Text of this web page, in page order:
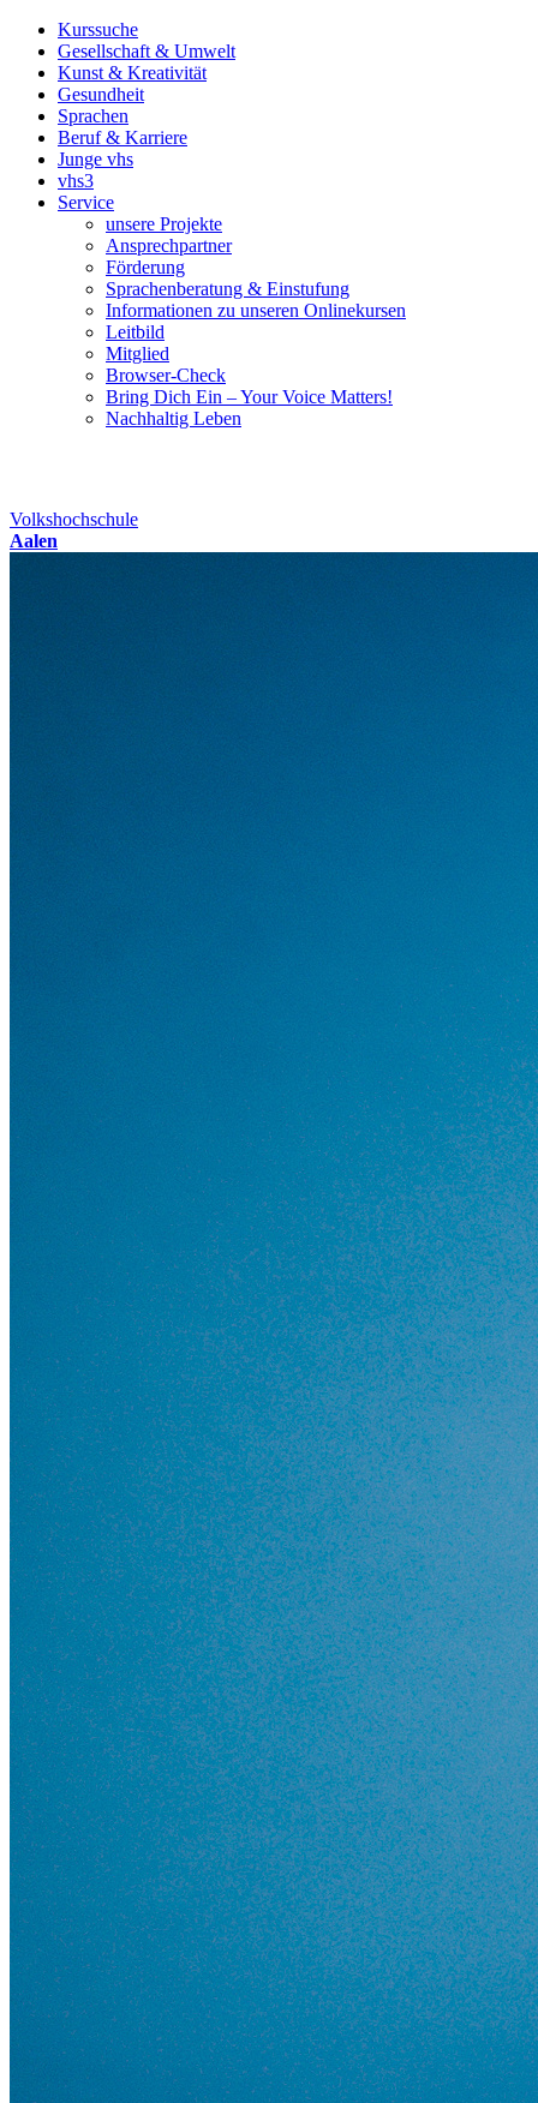
Kurssuche
Gesellschaft & Umwelt
Kunst & Kreativität
Gesundheit
Sprachen
Beruf & Karriere
Junge vhs
vhs3
Service
unsere Projekte
Ansprechpartner
Förderung
Sprachenberatung & Einstufung
Informationen zu unseren Onlinekursen
Leitbild
Mitglied
Browser-Check
Bring Dich Ein – Your Voice Matters!
Nachhaltig Leben
Volkshochschule
Aalen